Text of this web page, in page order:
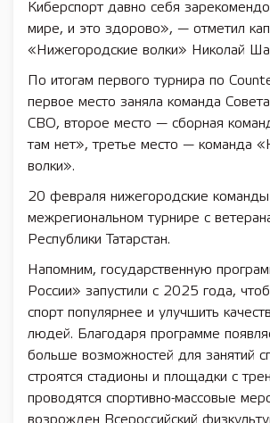
Киберспорт давно себя
мире, и это здорово», — отметил
«Нижегородские волки» Николай
По итогам первого турнира по
первое место заняла команда
СВО, второе место — сборная
там нет», третье место — команда
волки».
20 февраля нижегородские команды
межрегиональном турнире с
Республики Татарстан.
Напомним, государственную
России» запустили с 2025 года,
спорт популярнее и улучшить
людей. Благодаря программе
больше возможностей для занятий
строятся стадионы и площадки с
проводятся спортивно-массовые
возрожден Всероссийский